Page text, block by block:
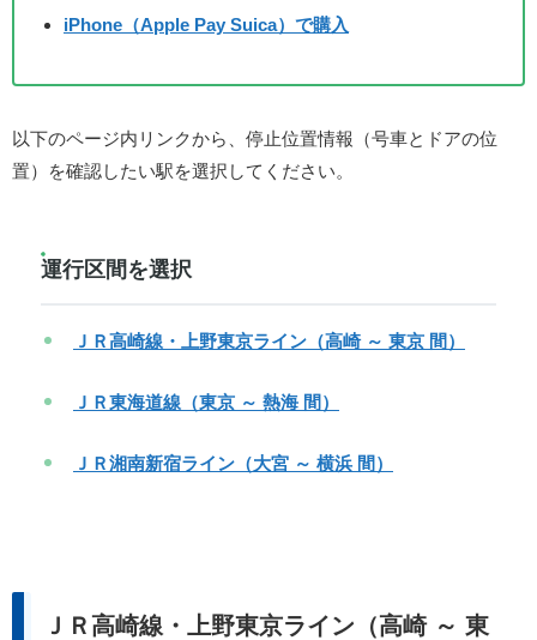
iPhone（Apple Pay Suica）で購入
以下のページ内リンクから、停止位置情報（号車とドアの位
置）を確認したい駅を選択してください。
運行区間を選択
ＪＲ高崎線・上野東京ライン（高崎 ～ 東京 間）
ＪＲ東海道線（東京 ～ 熱海 間）
ＪＲ湘南新宿ライン（大宮 ～ 横浜 間）
ＪＲ高崎線・上野東京ライン（高崎 ～ 東